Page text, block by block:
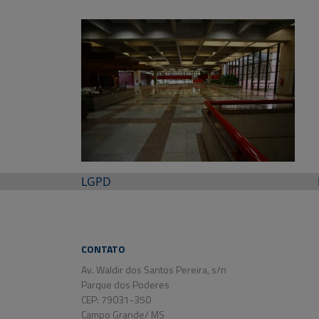
LGPD
CONTATO
Av. Waldir dos Santos Pereira, s/n
Parque dos Poderes
CEP: 79031-350
Campo Grande/ MS